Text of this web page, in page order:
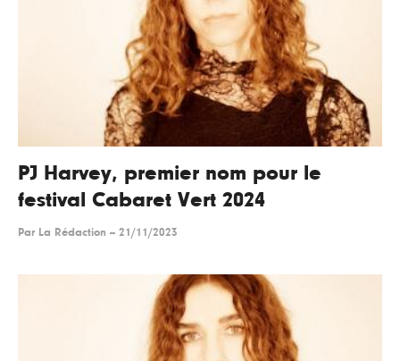
PJ Harvey, premier nom pour le
festival Cabaret Vert 2024
Par La Rédaction -- 21/11/2023